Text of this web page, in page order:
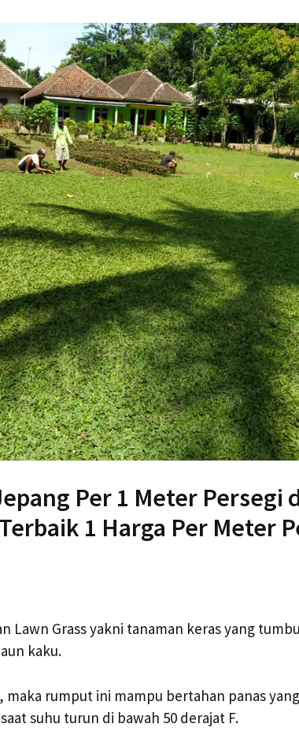
Per 1 Meter Persegi
1 Harga Per Meter
Lawn Grass yakni tanaman keras yang
kaku.
maka rumput ini mampu bertahan panas
suhu turun di bawah 50 derajat F.